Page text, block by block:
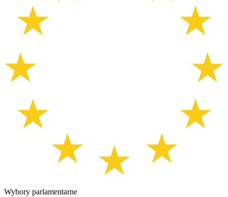
Wybory parlamentarne